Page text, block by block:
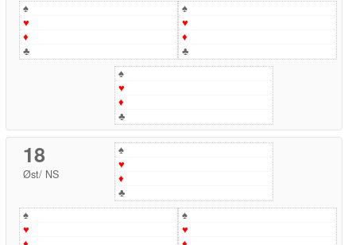
♠
♥
♦
♣
♠
♥
♦
♣
♠
♥
♦
♣
18
Øst/ NS
♠
♥
♦
♣
♠
♥
♠
♥